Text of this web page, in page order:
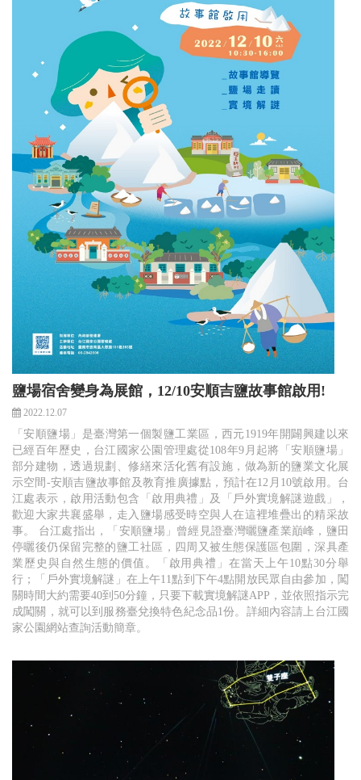
鹽場宿舍變身為展館，12/10安順吉鹽故事館啟用!
2022.12.07
「安順鹽場」是臺灣第一個製鹽工業區，西元1919年開闢興建以來
已經百年歷史，台江國家公園管理處從108年9月起將「安順鹽場」
部分建物，透過規劃、修繕來活化舊有設施，做為新的鹽業文化展
示空間-安順吉鹽故事館及教育推廣據點，預計在12月10號啟用。台
江處表示，啟用活動包含「啟用典禮」及「戶外實境解謎遊戲」，
歡迎大家共襄盛舉，走入鹽場感受時空與人在這裡堆疊出的精采故
事。 台江處指出，「安順鹽場」曾經見證臺灣曬鹽產業巔峰，鹽田
停曬後仍保留完整的鹽工社區，四周又被生態保護區包圍，深具產
業歷史與自然生態的價值。「啟用典禮」在當天上午10點30分舉
行；「戶外實境解謎」在上午11點到下午4點開放民眾自由參加，闖
關時間大約需要40到50分鐘，只要下載實境解謎APP，並依照指示完
成闖關，就可以到服務臺兌換特色紀念品1份。詳細內容請上台江國
家公園網站查詢活動簡章。